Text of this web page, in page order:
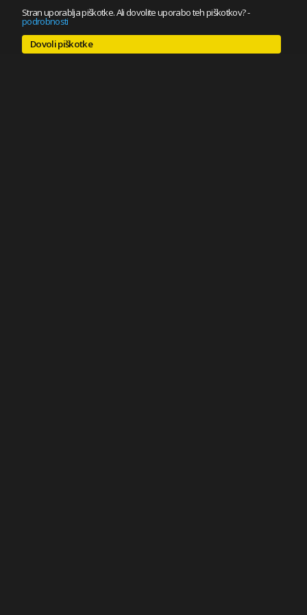
Stran uporablja piškotke. Ali dovolite uporabo teh piškotkov?-
podrobnosti
Dovoli piškotke